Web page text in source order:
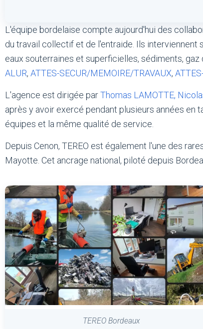
L'équipe bordelaise compte aujourd'hui des
du travail collectif et de l'entraide. Ils
eaux souterraines et superficielles, sédiments,
ALUR, ATTES-SECUR/MEMOIRE/TRAVAUX,
L'agence est dirigée parThomas LAMOTTE,
après y avoir exercé pendant plusieurs années
équipes et la même qualité de service.
Depuis Cenon, TEREO est également l'une des
Mayotte. Cet ancrage national, piloté depuis
TEREO Bordeaux